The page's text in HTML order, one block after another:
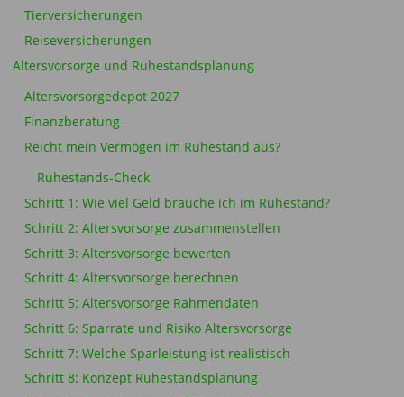
Tierversicherungen
Reiseversicherungen
Altersvorsorge und Ruhestandsplanung
Altersvorsorgedepot 2027
Finanzberatung
Reicht mein Vermögen im Ruhestand aus?
Ruhestands-Check
Schritt 1: Wie viel Geld brauche ich im Ruhestand?
Schritt 2: Altersvorsorge zusammenstellen
Schritt 3: Altersvorsorge bewerten
Schritt 4: Altersvorsorge berechnen
Schritt 5: Altersvorsorge Rahmendaten
Schritt 6: Sparrate und Risiko Altersvorsorge
Schritt 7: Welche Sparleistung ist realistisch
Schritt 8: Konzept Ruhestandsplanung